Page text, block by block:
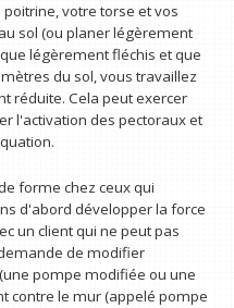
votre torse et vos
sol (ou planer légèrement
légèrement fléchis et que
du sol, vous travaillez
réduite. Cela peut exercer
l'activation des pectoraux et
forme chez ceux qui
d'abord développer la force
un client qui ne peut pas
de modifier
pompe modifiée ou une
contre le mur (appelé pompe